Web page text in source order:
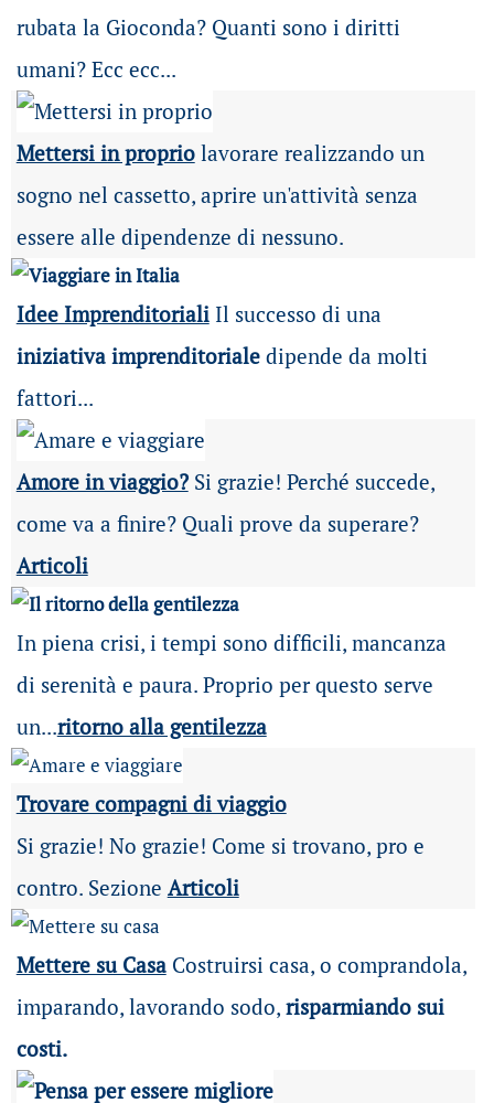
rubata la Gioconda? Quanti sono i diritti
umani? Ecc ecc...
Mettersi in propriolavorare realizzando un
sogno nel cassetto, aprire un'attività senza
essere alle dipendenze di nessuno.
Idee ImprenditorialiIl successo di una
iniziativa imprenditorialedipende da molti
fattori...
Amore in viaggio?Si grazie! Perché succede,
come va a finire? Quali prove da superare?
Articoli
In piena crisi, i tempi sono difficili, mancanza
di serenità e paura. Proprio per questo serve
un...ritorno alla gentilezza
Trovare compagni di viaggio
Si grazie! No grazie! Come si trovano, pro e
contro. Sezione Articoli
Mettere su Casa Costruirsi casa, o comprandola,
imparando, lavorando sodo, risparmiando sui
costi.